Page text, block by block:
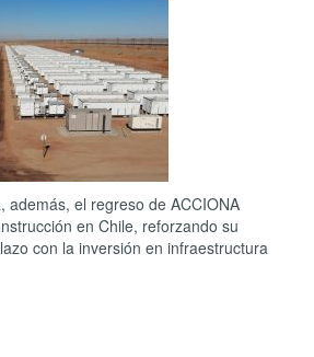
además, el regreso de ACCIONA
en Chile, reforzando su
con la inversión en infraestructura